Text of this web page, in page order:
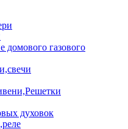
газового
духовок